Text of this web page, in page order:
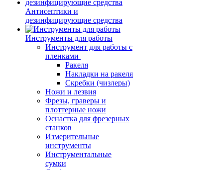
Антисептики и
дезинфицирующие средства
Инструменты для работы
Инструмент для работы с
пленками
Ракеля
Накладки на ракеля
Скребки (чизлеры)
Ножи и лезвия
Фрезы, граверы и
плоттерные ножи
Оснастка для фрезерных
станков
Измерительные
инструменты
Инструментальные
сумки